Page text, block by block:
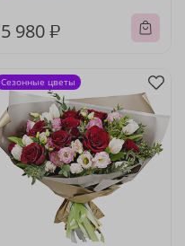
5 980 ₽
Сезонные цветы